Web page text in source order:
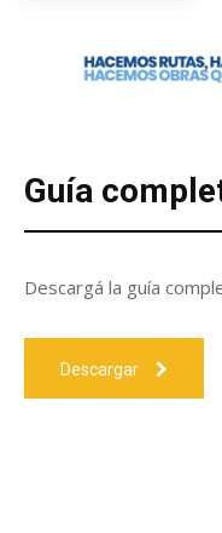
Guía
Descargá la guía
Descargar